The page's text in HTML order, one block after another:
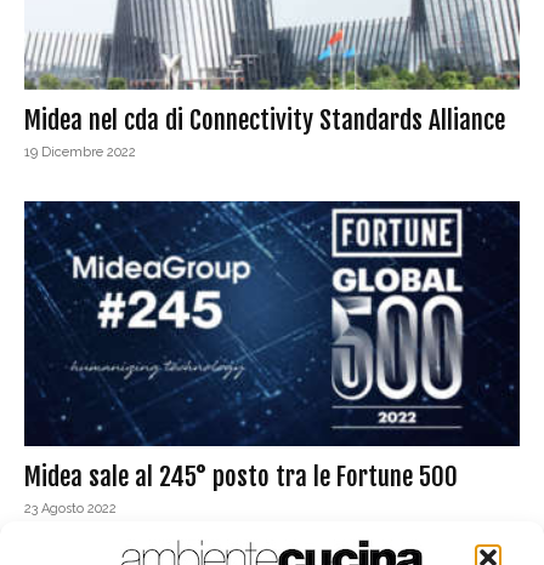
Midea nel cda di Connectivity Standards Alliance
19 Dicembre 2022
Midea sale al 245° posto tra le Fortune 500
23 Agosto 2022